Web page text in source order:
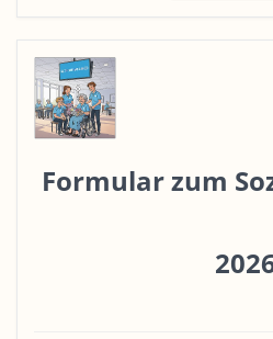
Formular zum